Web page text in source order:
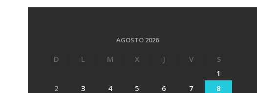
AGOSTO 2026
D L M X J V
S
1
2
3 4 5 6 7 8